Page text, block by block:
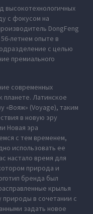
высокотехнологичных
с фокусом на
DongFeng
летнем опыте в
с целью
премиального
современных
планете. Латинское
«Вояж» (Voyage), таким
в новую эру
Новая эра
с тем временем,
использовать ее
настало время для
природа и
бренда был
крылья
в сочетании с
задать новое